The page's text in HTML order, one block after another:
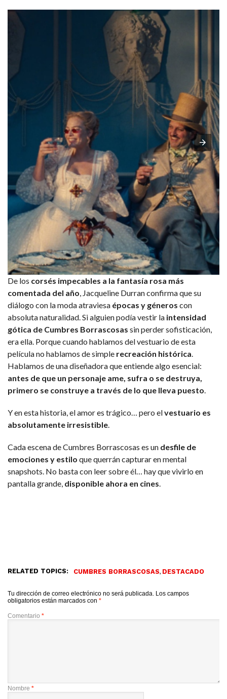
De los corsés impecables a la fantasía rosa más
comentada del año, Jacqueline Durran confirma que su
diálogo con la moda atraviesa épocas y géneros con
absoluta naturalidad. Si alguien podía vestir la intensidad
gótica de Cumbres Borrascosas sin perder sofisticación,
era ella. Porque cuando hablamos del vestuario de esta
película no hablamos de simple recreación histórica.
Hablamos de una diseñadora que entiende algo esencial:
antes de que un personaje ame, sufra o se destruya,
primero se construye a través de lo que lleva puesto.
Y en esta historia, el amor es trágico… pero elvestuario es
absolutamente irresistible.
Cada escena de Cumbres Borrascosas es un desfile de
emociones y estilo que querrán capturar en mental
snapshots. No basta con leer sobre él… hay que vivirlo en
pantalla grande, disponible ahora en cines.
RELATED TOPICS: CUMBRES BORRASCOSAS, DESTACADO
Tu dirección de correo electrónico no será publicada. Los campos
obligatorios están marcados con *
Comentario *
Nombre *